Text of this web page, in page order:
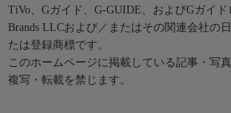
TiVo、Gガイド、G-GUIDE、およびGガイ
Brands LLCおよび／またはその関連会社の
たは登録商標です。
このホームページに掲載している記事・写
複写・転載を禁じます。